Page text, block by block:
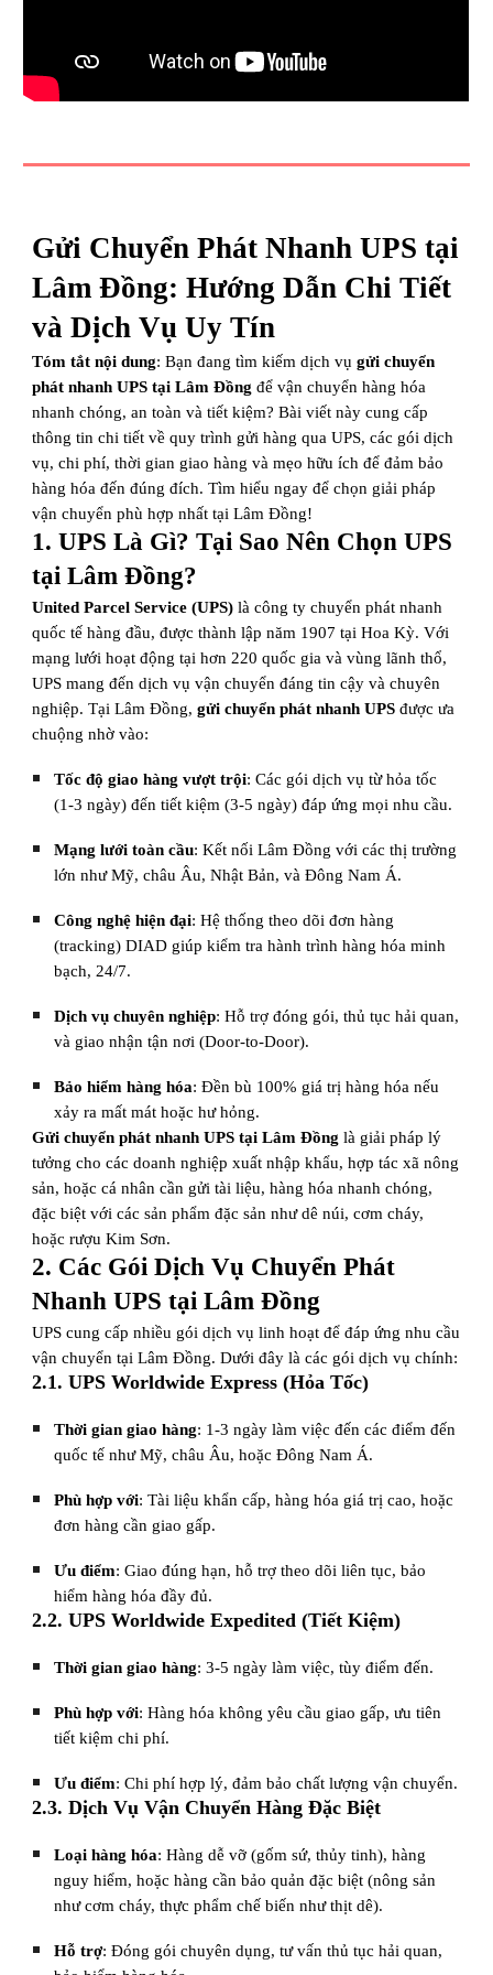
Gửi Chuyển Phát Nhanh UPS tại
Lâm Đồng: Hướng Dẫn Chi Tiết
và Dịch Vụ Uy Tín
Tóm tắt nội dung: Bạn đang tìm kiếm dịch vụgửi chuyển
phát nhanh UPS tại Lâm Đồng để vận chuyển hàng hóa
nhanh chóng, an toàn và tiết kiệm? Bài viết này cung cấp
thông tin chi tiết về quy trình gửi hàng qua UPS, các gói dịch
vụ, chi phí, thời gian giao hàng và mẹo hữu ích để đảm bảo
hàng hóa đến đúng đích. Tìm hiểu ngay để chọn giải pháp
vận chuyển phù hợp nhất tại Lâm Đồng!
1. UPS Là Gì? Tại Sao Nên Chọn UPS
tại Lâm Đồng?
United Parcel Service (UPS) là công ty chuyển phát nhanh
quốc tế hàng đầu, được thành lập năm 1907 tại Hoa Kỳ. Với
mạng lưới hoạt động tại hơn 220 quốc gia và vùng lãnh thổ,
UPS mang đến dịch vụ vận chuyển đáng tin cậy và chuyên
nghiệp. Tại Lâm Đồng,gửi chuyển phát nhanh UPS được ưa
chuộng nhờ vào:
Tốc độ giao hàng vượt trội: Các gói dịch vụ từ hỏa tốc
(1-3 ngày) đến tiết kiệm (3-5 ngày) đáp ứng mọi nhu cầu.
Mạng lưới toàn cầu: Kết nối Lâm Đồng với các thị trường
lớn như Mỹ, châu Âu, Nhật Bản, và Đông Nam Á.
Công nghệ hiện đại: Hệ thống theo dõi đơn hàng
(tracking) DIAD giúp kiểm tra hành trình hàng hóa minh
bạch, 24/7.
Dịch vụ chuyên nghiệp: Hỗ trợ đóng gói, thủ tục hải quan,
và giao nhận tận nơi (Door-to-Door).
Bảo hiểm hàng hóa: Đền bù 100% giá trị hàng hóa nếu
xảy ra mất mát hoặc hư hỏng.
Gửi chuyển phát nhanh UPS tại Lâm Đồng là giải pháp lý
tưởng cho các doanh nghiệp xuất nhập khẩu, hợp tác xã nông
sản, hoặc cá nhân cần gửi tài liệu, hàng hóa nhanh chóng,
đặc biệt với các sản phẩm đặc sản như dê núi, cơm cháy,
hoặc rượu Kim Sơn.
2. Các Gói Dịch Vụ Chuyển Phát
Nhanh UPS tại Lâm Đồng
UPS cung cấp nhiều gói dịch vụ linh hoạt để đáp ứng nhu cầu
vận chuyển tại Lâm Đồng. Dưới đây là các gói dịch vụ chính:
2.1. UPS Worldwide Express (Hỏa Tốc)
Thời gian giao hàng: 1-3 ngày làm việc đến các điểm đến
quốc tế như Mỹ, châu Âu, hoặc Đông Nam Á.
Phù hợp với: Tài liệu khẩn cấp, hàng hóa giá trị cao, hoặc
đơn hàng cần giao gấp.
Ưu điểm: Giao đúng hạn, hỗ trợ theo dõi liên tục, bảo
hiểm hàng hóa đầy đủ.
2.2. UPS Worldwide Expedited (Tiết Kiệm)
Thời gian giao hàng: 3-5 ngày làm việc, tùy điểm đến.
Phù hợp với: Hàng hóa không yêu cầu giao gấp, ưu tiên
tiết kiệm chi phí.
Ưu điểm: Chi phí hợp lý, đảm bảo chất lượng vận chuyển.
2.3. Dịch Vụ Vận Chuyển Hàng Đặc Biệt
Loại hàng hóa: Hàng dễ vỡ (gốm sứ, thủy tinh), hàng
nguy hiểm, hoặc hàng cần bảo quản đặc biệt (nông sản
như cơm cháy, thực phẩm chế biến như thịt dê).
Hỗ trợ: Đóng gói chuyên dụng, tư vấn thủ tục hải quan,